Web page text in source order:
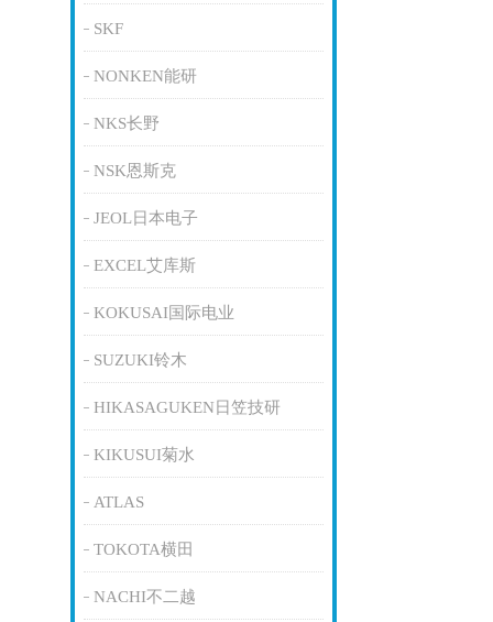
SKF
NONKEN能研
NKS长野
NSK恩斯克
JEOL日本电子
EXCEL艾库斯
KOKUSAI国际电业
SUZUKI铃木
HIKASAGUKEN日笠技研
KIKUSUI菊水
ATLAS
TOKOTA横田
NACHI不二越